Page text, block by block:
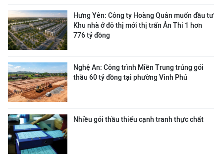
Hưng Yên: Công ty Hoàng Quân muốn đầu tư
Khu nhà ở đô thị mới thị trấn Ân Thi 1 hơn
776 tỷ đồng
Nghệ An: Công trình Miền Trung trúng gói
thầu 60 tỷ đồng tại phường Vinh Phú
Nhiều gói thầu thiếu cạnh tranh thực chất